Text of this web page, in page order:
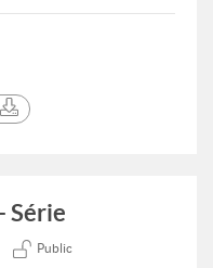
Série
Public